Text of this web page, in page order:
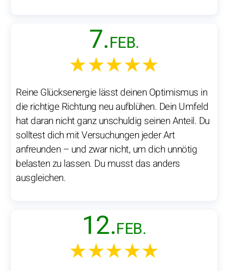
7.FEB.
★★★★★
Reine Glücksenergie lässt deinen Optimismus in
die richtige Richtung neu aufblühen. Dein Umfeld
hat daran nicht ganz unschuldig seinen Anteil. Du
solltest dich mit Versuchungen jeder Art
anfreunden – und zwar nicht, um dich unnötig
belasten zu lassen. Du musst das anders
ausgleichen.
12.FEB.
★★★★★